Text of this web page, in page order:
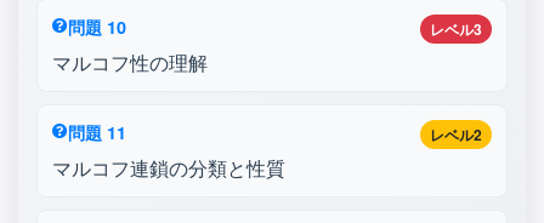
レベル3
問題 10
マルコフ性の理解
レベル2
問題 11
マルコフ連鎖の分類と性質